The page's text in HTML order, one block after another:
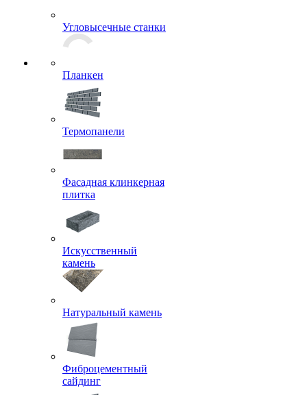
Угловысечные станки
Планкен
Термопанели
Фасадная клинкерная
плитка
Искусственный
камень
Натуральный камень